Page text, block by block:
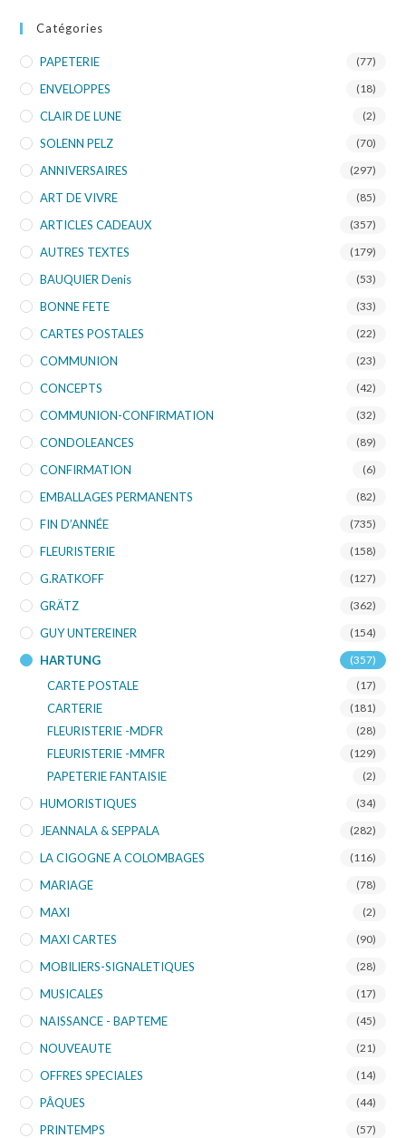
Catégories
PAPETERIE (77)
ENVELOPPES (18)
CLAIR DE LUNE (2)
SOLENN PELZ (70)
ANNIVERSAIRES (297)
ART DE VIVRE (85)
ARTICLES CADEAUX (357)
AUTRES TEXTES (179)
BAUQUIER Denis (53)
BONNE FETE (33)
CARTES POSTALES (22)
COMMUNION (23)
CONCEPTS (42)
COMMUNION-CONFIRMATION (32)
CONDOLEANCES (89)
CONFIRMATION (6)
EMBALLAGES PERMANENTS (82)
FIN D’ANNÉE (735)
FLEURISTERIE (158)
G.RATKOFF (127)
GRÄTZ (362)
GUY UNTEREINER (154)
HARTUNG (357)
CARTE POSTALE (17)
CARTERIE (181)
FLEURISTERIE -MDFR (28)
FLEURISTERIE -MMFR (129)
PAPETERIE FANTAISIE (2)
HUMORISTIQUES (34)
JEANNALA & SEPPALA (282)
LA CIGOGNE A COLOMBAGES (116)
MARIAGE (78)
MAXI (2)
MAXI CARTES (90)
MOBILIERS-SIGNALETIQUES (28)
MUSICALES (17)
NAISSANCE - BAPTEME (45)
NOUVEAUTE (21)
OFFRES SPECIALES (14)
PÂQUES (44)
PRINTEMPS (57)